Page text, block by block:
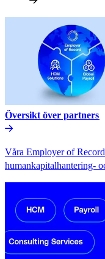
Översikt över partners​​
Våra Employer of
humankapitalhantering-